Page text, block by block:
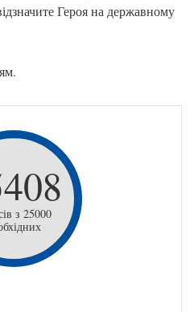
Героя на державному
з 25000